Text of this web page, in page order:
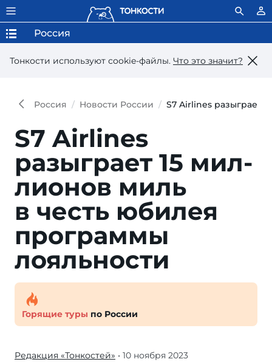
Тонкости используют сookie-файлы. Что это значит?
Россия
Россия Новости России S7 Airlines разыграет
S7 Airlines
разыграет 15 мил­
ли­о­нов миль
в честь юбилея
про­грам­мы
лояльности
Горящие туры по России
Редакция «Тонкостей» • 10 ноября 2023